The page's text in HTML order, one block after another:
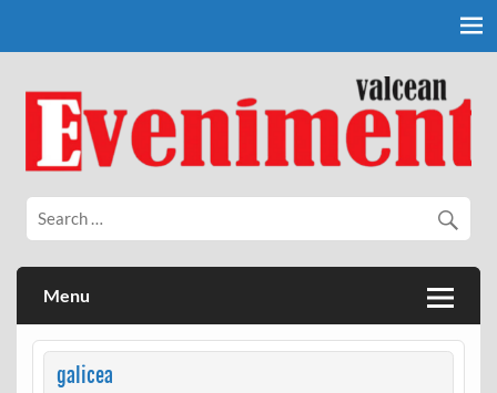
Eveniment Valcean
Menu
galicea